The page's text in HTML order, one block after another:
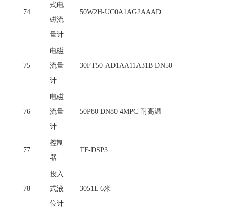
74
式电
磁流
量计
50W2H-UC0A1AG2AAAD
75
电磁
流量
计
30FT50-AD1AA11A31B DN50
76
电磁
流量
计
50P80 DN80 4MPC 耐高温
77
控制
器
TF-DSP3
78
投入
式液
位计
3051L 6米